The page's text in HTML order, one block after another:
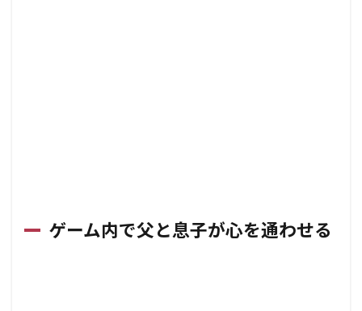
ゲーム内で父と息子が心を通わせる